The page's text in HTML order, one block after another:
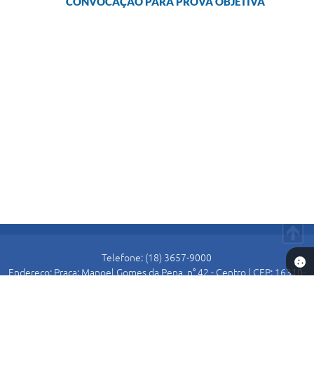
Telefone: (18) 3657-9000
Endereço: Praça: Manoel Gomes da Pena, n° 42 - Centro | CEP: 16310-